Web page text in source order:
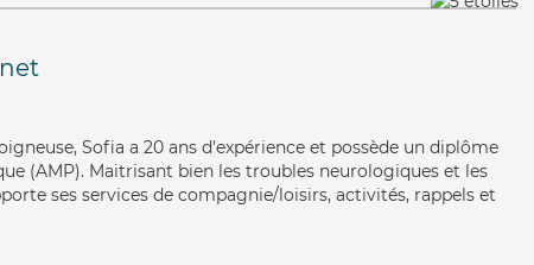
Sofia a 20 ans d'expérience et possède un diplôme
(AMP). Maitrisant bien les troubles neurologiques et les
ses services de compagnie/loisirs, activités, rappels et